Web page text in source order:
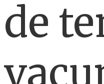
de